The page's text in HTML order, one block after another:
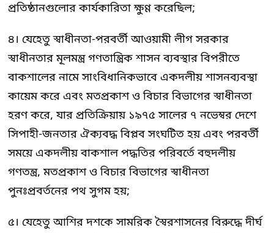
প্রতিষ্ঠানগুলোর কার্যকারিতা ক্ষুণ্ণ করেছিল;
৪। যেহেতু স্বাধীনতা-পরবর্তী আওয়ামী লীগ সরকার
স্বাধীনতার মূলমন্ত্র গণতান্ত্রিক শাসন ব্যবস্থার বিপরীতে
বাকশালের নামে সাংবিধানিকভাবে একদলীয় শাসনব্যবস্থা
কায়েম করে এবং মতপ্রকাশ ও বিচার বিভাগের স্বাধীনতা
হরণ করে, যার প্রতিক্রিয়ায় ১৯৭৫ সালের ৭ নভেম্বর দেশে
সিপাহী-জনতার ঐক্যবদ্ধ বিপ্লব সংঘটিত হয় এবং পরবর্তী
সময়ে একদলীয় বাকশাল পদ্ধতির পরিবর্তে বহুদলীয়
গণতন্ত্র, মতপ্রকাশ ও বিচার বিভাগের স্বাধীনতা
পুনঃপ্রবর্তনের পথ সুগম হয়;
৫। যেহেতু আশির দশকে সামরিক স্বৈরশাসনের বিরুদ্ধে দীর্ঘ